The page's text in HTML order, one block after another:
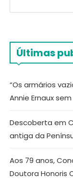
Últimas
“Os armários
Annie Ernaux
Descoberta em
antiga da
Aos 79 anos,
Doutora Honoris